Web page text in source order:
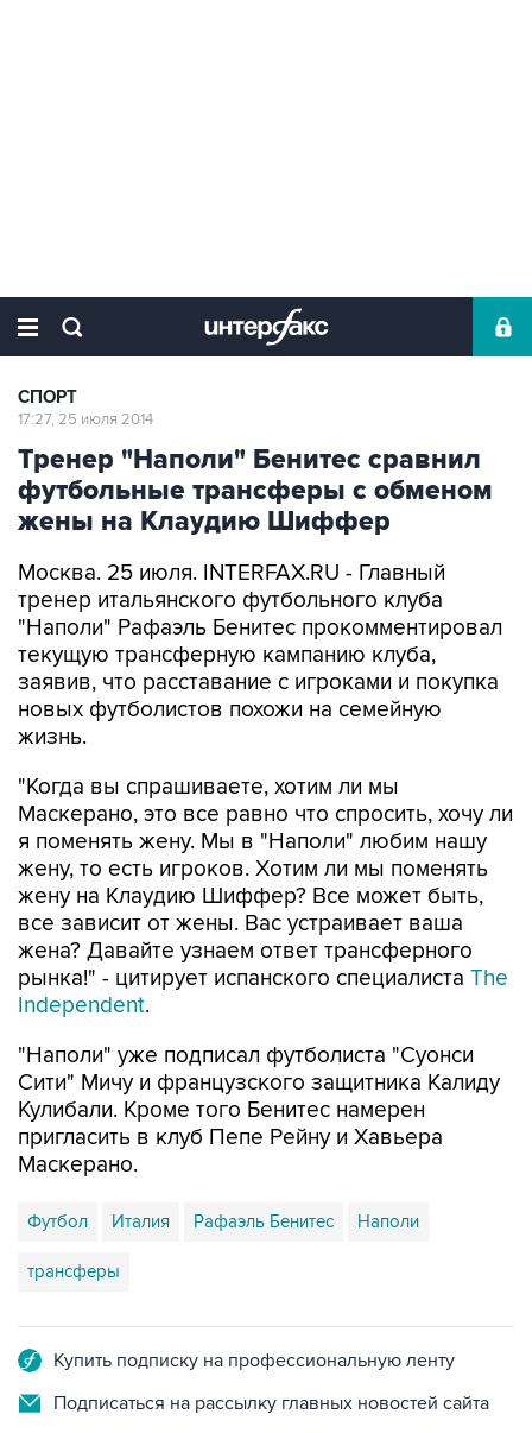
СПОРТ
17:27, 25 июля 2014
Тренер "Наполи" Бенитес сравнил
футбольные трансферы с обменом
жены на Клаудию Шиффер
Москва. 25 июля. INTERFAX.RU - Главный
тренер итальянского футбольного клуба
"Наполи" Рафаэль Бенитес прокомментировал
текущую трансферную кампанию клуба,
заявив, что расставание с игроками и покупка
новых футболистов похожи на семейную
жизнь.
"Когда вы спрашиваете, хотим ли мы
Маскерано, это все равно что спросить, хочу ли
я поменять жену. Мы в "Наполи" любим нашу
жену, то есть игроков. Хотим ли мы поменять
жену на Клаудию Шиффер? Все может быть,
все зависит от жены. Вас устраивает ваша
жена? Давайте узнаем ответ трансферного
рынка!" - цитирует испанского специалиста The
Independent.
"Наполи" уже подписал футболиста "Суонси
Сити" Мичу и французского защитника Калиду
Кулибали. Кроме того Бенитес намерен
пригласить в клуб Пепе Рейну и Хавьера
Маскерано.
Футбол Италия Рафаэль Бенитес Наполи
трансферы
Купить подписку на профессиональную ленту
Подписаться на рассылку главных новостей сайта